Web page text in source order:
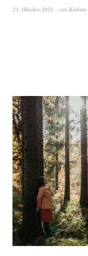
23. Oktober 2021 von Kathrin